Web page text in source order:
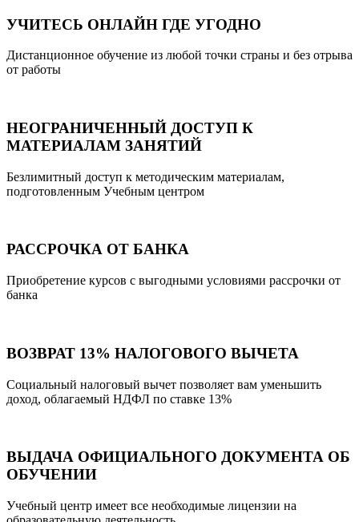
УЧИТЕСЬ ОНЛАЙН ГДЕ УГОДНО
Дистанционное обучение из любой точки страны и без отрыва
от работы
НЕОГРАНИЧЕННЫЙ ДОСТУП К
МАТЕРИАЛАМ ЗАНЯТИЙ
Безлимитный доступ к методическим материалам,
подготовленным Учебным центром
РАССРОЧКА ОТ БАНКА
Приобретение курсов с выгодными условиями рассрочки от
банка
ВОЗВРАТ 13% НАЛОГОВОГО ВЫЧЕТА
Социальный налоговый вычет позволяет вам уменьшить
доход, облагаемый НДФЛ по ставке 13%
ВЫДАЧА ОФИЦИАЛЬНОГО ДОКУМЕНТА ОБ
ОБУЧЕНИИ
Учебный центр имеет все необходимые лицензии на